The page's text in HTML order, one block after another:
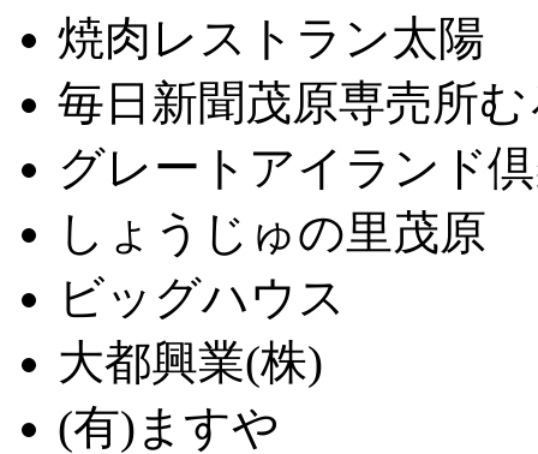
焼肉レストラン太陽
毎日新聞茂原専売所
グレートアイランド
しょうじゅの里茂原
ビッグハウス
大都興業(株)
(有)ますや